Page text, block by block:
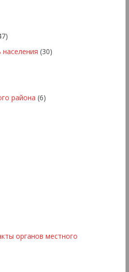
населения (30)
района (6)
органов местного